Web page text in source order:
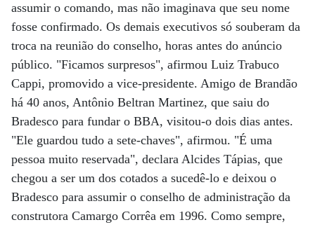
assumir o comando, mas não imaginava que seu nome
fosse confirmado. Os demais executivos só souberam da
troca na reunião do conselho, horas antes do anúncio
público. "Ficamos surpresos", afirmou Luiz Trabuco
Cappi, promovido a vice-presidente. Amigo de Brandão
há 40 anos, Antônio Beltran Martinez, que saiu do
Bradesco para fundar o BBA, visitou-o dois dias antes.
"Ele guardou tudo a sete-chaves", afirmou. "É uma
pessoa muito reservada", declara Alcides Tápias, que
chegou a ser um dos cotados a sucedê-lo e deixou o
Bradesco para assumir o conselho de administração da
construtora Camargo Corrêa em 1996. Como sempre,